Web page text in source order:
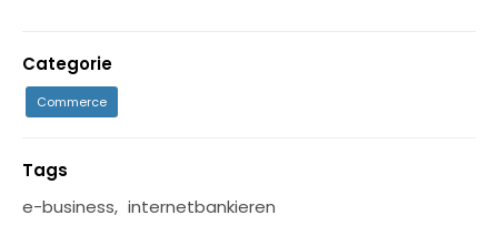
Categorie
Commerce
Tags
e-business, internetbankieren